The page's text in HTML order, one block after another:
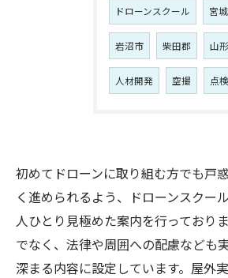
ドローンスクール 宮
岩沼市 柴田郡 山
人材開発 空撮 点検
初めてドローンに取り組む方でも戸
く進められるよう、ドローンスクー
人ひとり見極めた案内を行っており
でなく、法律や周囲への配慮なども
深まる内容に設定しています。屋外